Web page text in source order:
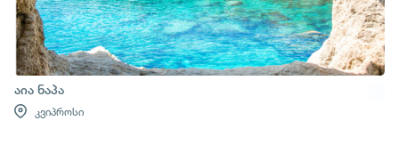
აია ნაპა
კვიპროსი